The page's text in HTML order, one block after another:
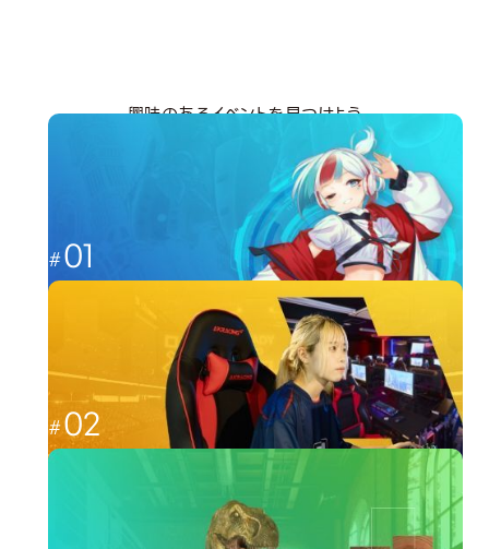
興味のあるイベントを見つけよう
分野から探す
01
これからのゲーム業界を担う人材へ
02
福岡から世界最強を目指す